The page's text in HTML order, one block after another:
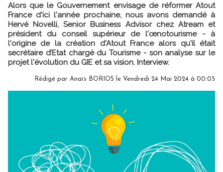
Alors que le Gouvernement envisage de réformer Atout
France d'ici l'année prochaine, nous avons demandé à
Hervé Novelli, Senior Business Advisor chez Atream et
président du conseil supérieur de l'œnotourisme - à
l'origine de la création d'Atout France alors qu'il était
secrétaire d’Etat chargé du Tourisme - son analyse sur le
projet l'évolution du GIE et sa vision. Interview.
Rédigé par Anaïs BORIOS le Vendredi 24 Mai 2024 à 00:05